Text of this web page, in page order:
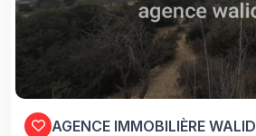
AGENCE IMMOBILIÈRE WALID